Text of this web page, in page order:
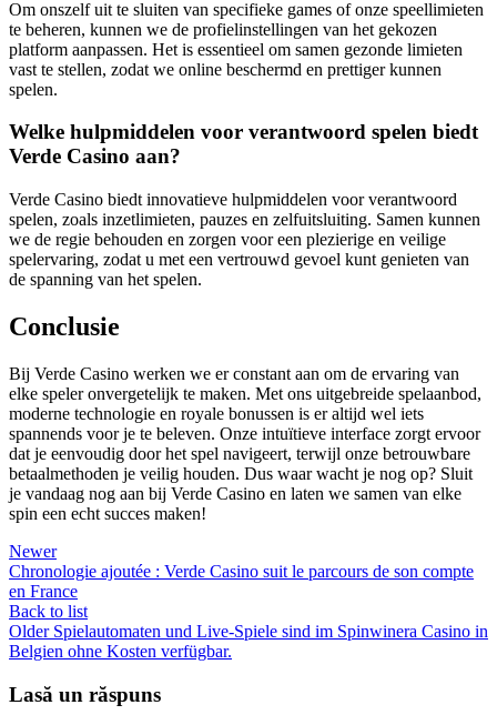
Om onszelf uit te sluiten van specifieke games of onze speellimieten
te beheren, kunnen we de profielinstellingen van het gekozen
platform aanpassen. Het is essentieel om samen gezonde limieten
vast te stellen, zodat we online beschermd en prettiger kunnen
spelen.
Welke hulpmiddelen voor verantwoord spelen biedt
Verde Casino aan?
Verde Casino biedt innovatieve hulpmiddelen voor verantwoord
spelen, zoals inzetlimieten, pauzes en zelfuitsluiting. Samen kunnen
we de regie behouden en zorgen voor een plezierige en veilige
spelervaring, zodat u met een vertrouwd gevoel kunt genieten van
de spanning van het spelen.
Conclusie
Bij Verde Casino werken we er constant aan om de ervaring van
elke speler onvergetelijk te maken. Met ons uitgebreide spelaanbod,
moderne technologie en royale bonussen is er altijd wel iets
spannends voor je te beleven. Onze intuïtieve interface zorgt ervoor
dat je eenvoudig door het spel navigeert, terwijl onze betrouwbare
betaalmethoden je veilig houden. Dus waar wacht je nog op? Sluit
je vandaag nog aan bij Verde Casino en laten we samen van elke
spin een echt succes maken!
Newer
Chronologie ajoutée : Verde Casino suit le parcours de son compte
en France
Back to list
Older Spielautomaten und Live-Spiele sind im Spinwinera Casino in
Belgien ohne Kosten verfügbar.
Lasă un răspuns